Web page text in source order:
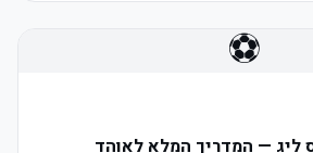
⚽
ליג — המדריך המלא לאוהד